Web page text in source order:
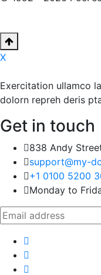
X
Exercitation ullamco
dolorn repreh deris
Get in touch
838 Andy
support@my-
+1 0100 5200
Monday to